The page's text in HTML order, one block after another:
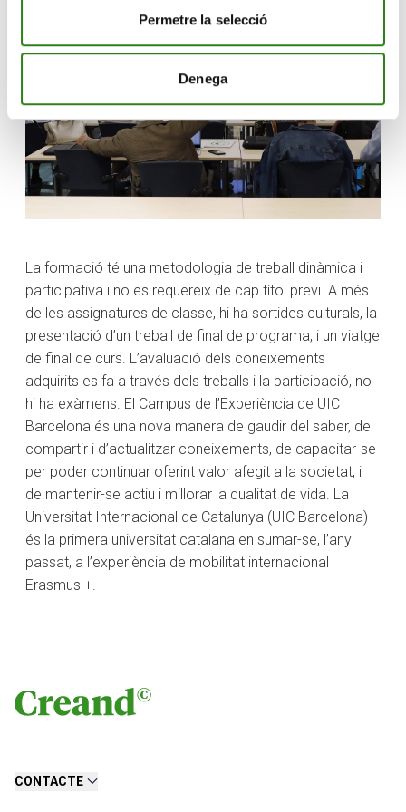
Permetre la selecció
Denega
La formació té una metodologia de treball dinàmica i
participativa i no es requereix de cap títol previ. A més
de les assignatures de classe, hi ha sortides culturals, la
presentació d’un treball de final de programa, i un viatge
de final de curs. L’avaluació dels coneixements
adquirits es fa a través dels treballs i la participació, no
hi ha exàmens. El Campus de l’Experiència de UIC
Barcelona és una nova manera de gaudir del saber, de
compartir i d’actualitzar coneixements, de capacitar-se
per poder continuar oferint valor afegit a la societat, i
de mantenir-se actiu i millorar la qualitat de vida. La
Universitat Internacional de Catalunya (UIC Barcelona)
és la primera universitat catalana en sumar-se, l’any
passat, a l’experiència de mobilitat internacional
Erasmus +.
CONTACTE